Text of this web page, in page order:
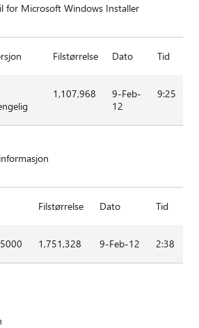
for Microsoft Windows Installer
Filstørrelse Dato Tid
1,107,968
9-Feb-
12
9:25
Filstørrelse Dato Tid
1,751,328 9-Feb-12 2:38